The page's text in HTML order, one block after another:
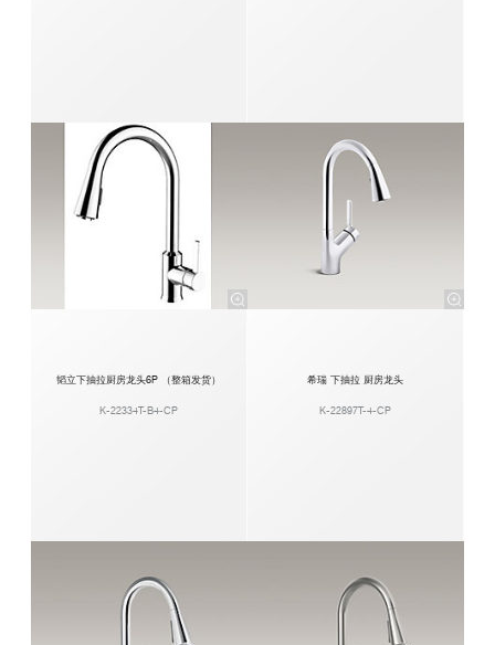
韬立下抽拉厨房龙头6P （整箱发货）
K-22334T-B4-CP
希瑞 下抽拉 厨房龙头
K-22897T-4-CP